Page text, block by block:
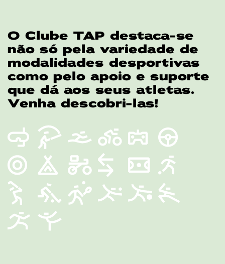
O Clube TAP destaca-se
não só pela variedade de
modalidades desportivas
como pelo apoio e suporte
que dá aos seus atletas.
Venha descobri-las!